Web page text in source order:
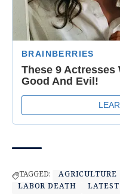
TAGGED: AGRICULTURE
LABOR DEATH